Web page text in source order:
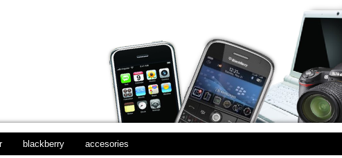
blackberry accesories